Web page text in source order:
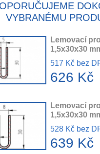
VYBRANÉMU
Lemovací
1,5x30x30
517 Kč bez
626 Kč
Lemovací
1,5x30x30
528 Kč bez
639 Kč